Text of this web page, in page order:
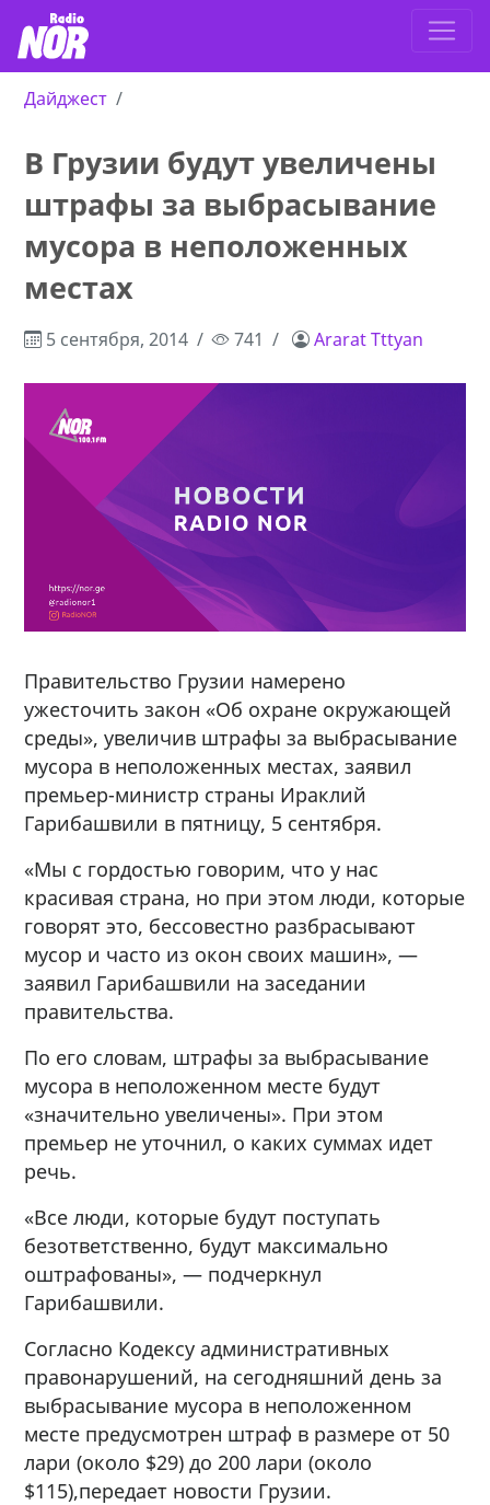
Дайджест
В Грузии будут увеличены
штрафы за выбрасывание
мусора в неположенных
местах
5 сентября, 2014 741 Ararat Tttyan
Правительство Грузии намерено
ужесточить закон «Об охране окружающей
среды», увеличив штрафы за выбрасывание
мусора в неположенных местах, заявил
премьер-министр страны Ираклий
Гарибашвили в пятницу, 5 сентября.
«Мы с гордостью говорим, что у нас
красивая страна, но при этом люди, которые
говорят это, бессовестно разбрасывают
мусор и часто из окон своих машин», —
заявил Гарибашвили на заседании
правительства.
По его словам, штрафы за выбрасывание
мусора в неположенном месте будут
«значительно увеличены». При этом
премьер не уточнил, о каких суммах идет
речь.
«Все люди, которые будут поступать
безответственно, будут максимально
оштрафованы», — подчеркнул
Гарибашвили.
Согласно Кодексу административных
правонарушений, на сегодняшний день за
выбрасывание мусора в неположенном
месте предусмотрен штраф в размере от 50
лари (около $29) до 200 лари (около
$115),передает новости Грузии.